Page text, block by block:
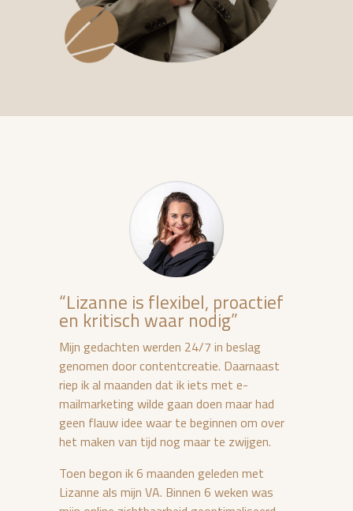
“Lizanne is flexibel, proactief
en kritisch waar nodig”
Mijn gedachten werden 24/7 in beslag
genomen door contentcreatie. Daarnaast
riep ik al maanden dat ik iets met e-
mailmarketing wilde gaan doen maar had
geen flauw idee waar te beginnen om over
het maken van tijd nog maar te zwijgen.
Toen begon ik 6 maanden geleden met
Lizanne als mijn VA. Binnen 6 weken was